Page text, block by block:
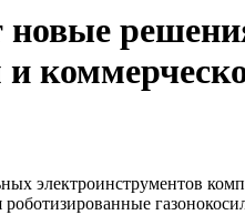
электроинструментов